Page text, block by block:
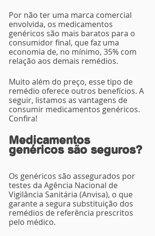
Por não ter uma marca comercial
envolvida, os medicamentos
genéricos são mais baratos para o
consumidor final, que faz uma
economia de, no mínimo, 35% com
relação aos demais remédios.
Muito além do preço, esse tipo de
remédio oferece outros benefícios. A
seguir, listamos as vantagens de
consumir medicamentos genéricos.
Confira!
Medicamentos
genéricos são seguros?
Os genéricos são assegurados por
testes da Agência Nacional de
Vigilância Sanitária (Anvisa), o que
garante a segura substituição dos
remédios de referência prescritos
pelo médico.